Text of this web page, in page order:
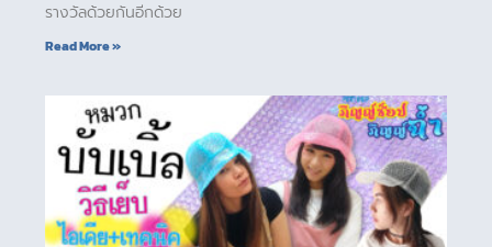
รางวัลด้วยกันอีกด้วย
Read More »